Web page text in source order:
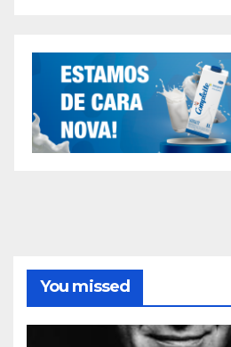
You missed